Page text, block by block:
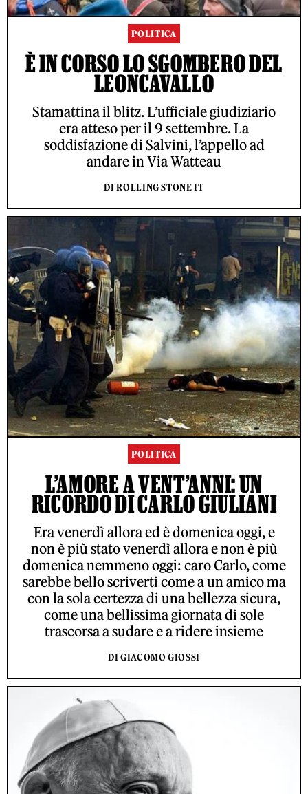
POLITICA
È IN CORSO LO SGOMBERO DEL
LEONCAVALLO
Stamattina il blitz. L’ufficiale giudiziario
era atteso per il 9 settembre. La
soddisfazione di Salvini, l’appello ad
andare in Via Watteau
DI ROLLING STONE IT
POLITICA
L’AMORE A VENT’ANNI: UN
RICORDO DI CARLO GIULIANI
Era venerdì allora ed è domenica oggi, e
non è più stato venerdì allora e non è più
domenica nemmeno oggi: caro Carlo, come
sarebbe bello scriverti come a un amico ma
con la sola certezza di una bellezza sicura,
come una bellissima giornata di sole
trascorsa a sudare e a ridere insieme
DI GIACOMO GIOSSI